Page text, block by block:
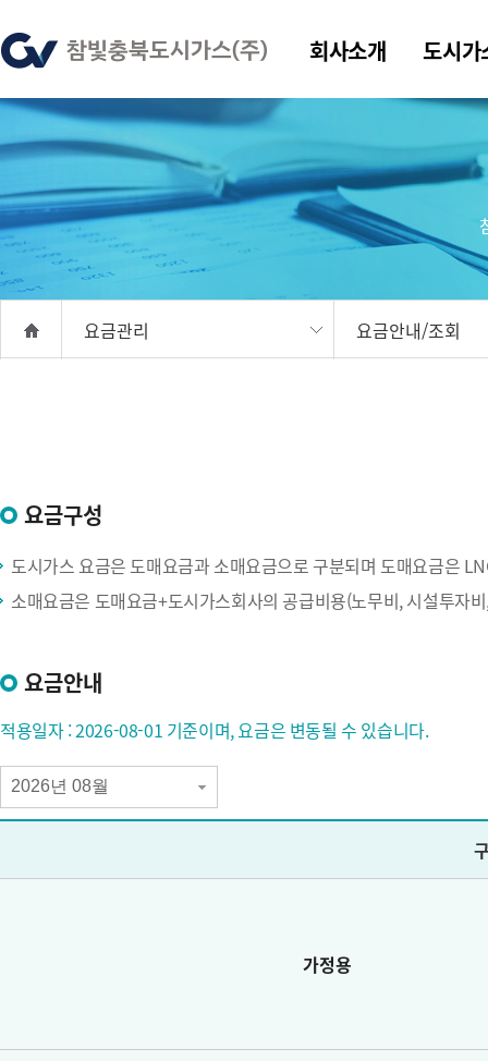
회사소개 도시가
요금관리 요금안내/조회
요금구성
도시가스 요금은 도매요금과 소매요금으로 구분되며 도매요금은
소매요금은 도매요금+도시가스회사의 공급비용(노무비, 시설투자
요금안내
적용일자 : 2026-08-01 기준이며, 요금은 변동될 수 있습니다.
금
내
날
택
가정용